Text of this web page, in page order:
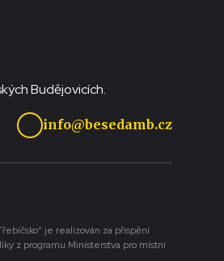
Budějovicích.
info@besedamb.cz
je realizován za přispění
z programu Ministerstva pro místní